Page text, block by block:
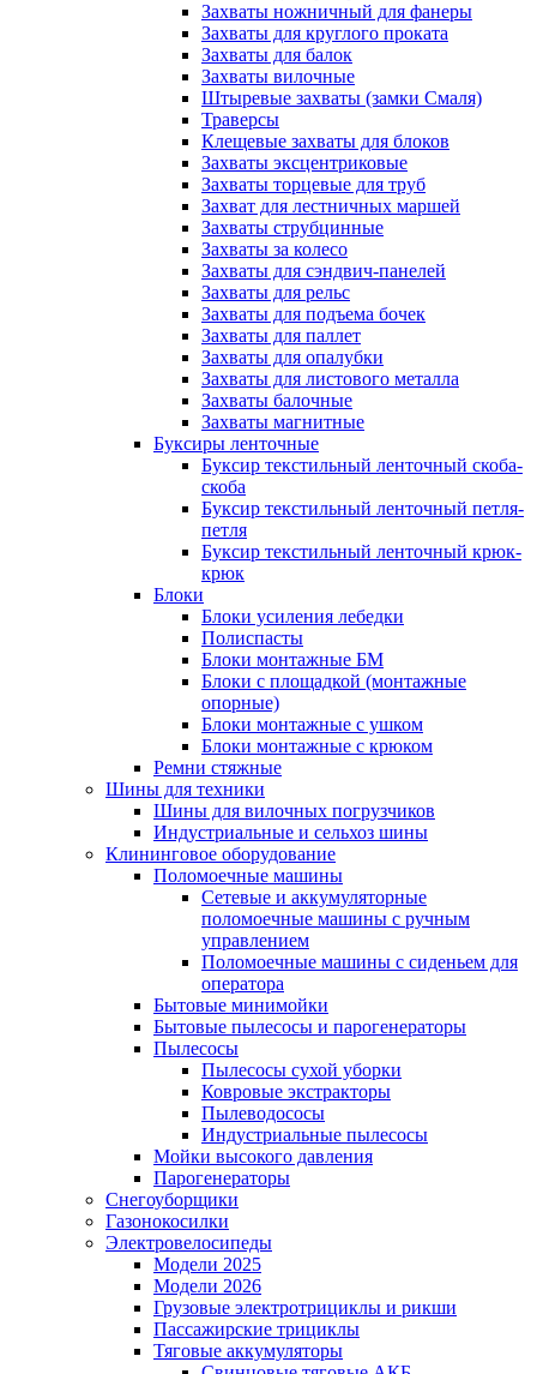
Захваты ножничный для фанеры
Захваты для круглого проката
Захваты для балок
Захваты вилочные
Штыревые захваты (замки Смаля)
Траверсы
Клещевые захваты для блоков
Захваты эксцентриковые
Захваты торцевые для труб
Захват для лестничных маршей
Захваты струбцинные
Захваты за колесо
Захваты для сэндвич-панелей
Захваты для рельс
Захваты для подъема бочек
Захваты для паллет
Захваты для опалубки
Захваты для листового металла
Захваты балочные
Захваты магнитные
Буксиры ленточные
Буксир текстильный ленточный скоба-
скоба
Буксир текстильный ленточный петля-
петля
Буксир текстильный ленточный крюк-
крюк
Блоки
Блоки усиления лебедки
Полиспасты
Блоки монтажные БМ
Блоки с площадкой (монтажные
опорные)
Блоки монтажные с ушком
Блоки монтажные с крюком
Ремни стяжные
Шины для техники
Шины для вилочных погрузчиков
Индустриальные и сельхоз шины
Клининговое оборудование
Поломоечные машины
Сетевые и аккумуляторные
поломоечные машины с ручным
управлением
Поломоечные машины с сиденьем для
оператора
Бытовые минимойки
Бытовые пылесосы и парогенераторы
Пылесосы
Пылесосы сухой уборки
Ковровые экстракторы
Пылеводососы
Индустриальные пылесосы
Мойки высокого давления
Парогенераторы
Снегоуборщики
Газонокосилки
Электровелосипеды
Модели 2025
Модели 2026
Грузовые электротрициклы и рикши
Пассажирские трициклы
Тяговые аккумуляторы